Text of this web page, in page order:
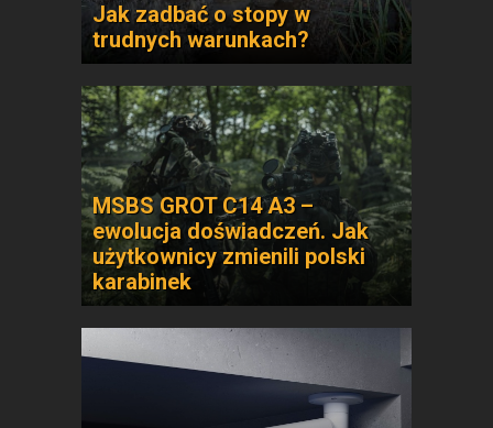
Jak zadbać o stopy w
trudnych warunkach?
MSBS GROT C14 A3 –
ewolucja doświadczeń. Jak
użytkownicy zmienili polski
karabinek